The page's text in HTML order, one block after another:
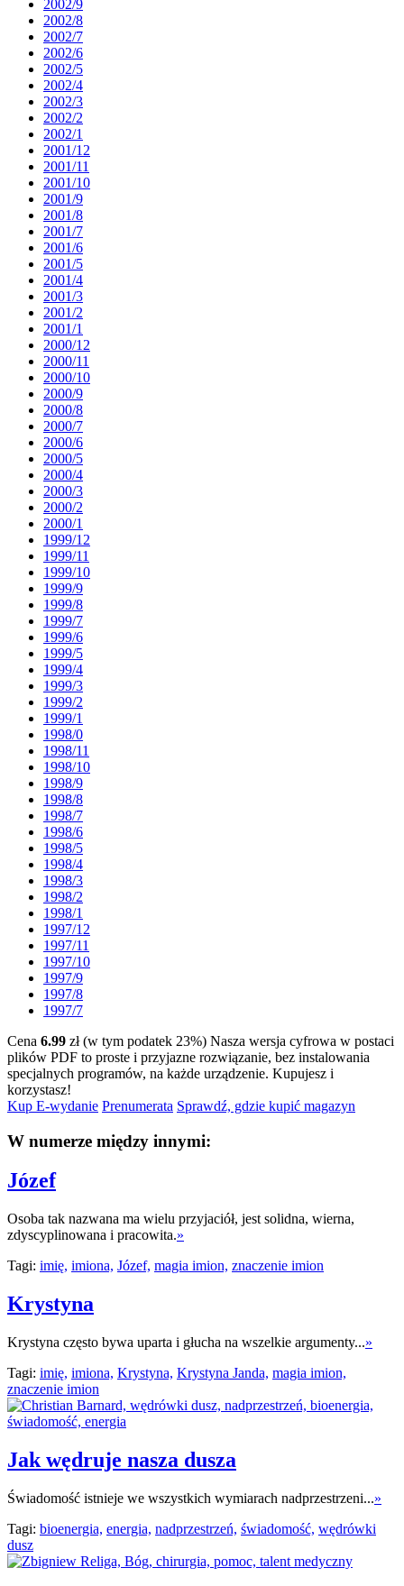
2002/9
2002/8
2002/7
2002/6
2002/5
2002/4
2002/3
2002/2
2002/1
2001/12
2001/11
2001/10
2001/9
2001/8
2001/7
2001/6
2001/5
2001/4
2001/3
2001/2
2001/1
2000/12
2000/11
2000/10
2000/9
2000/8
2000/7
2000/6
2000/5
2000/4
2000/3
2000/2
2000/1
1999/12
1999/11
1999/10
1999/9
1999/8
1999/7
1999/6
1999/5
1999/4
1999/3
1999/2
1999/1
1998/0
1998/11
1998/10
1998/9
1998/8
1998/7
1998/6
1998/5
1998/4
1998/3
1998/2
1998/1
1997/12
1997/11
1997/10
1997/9
1997/8
1997/7
Cena 6.99 zł (w tym podatek 23%) Nasza wersja cyfrowa w postaci
plików PDF to proste i przyjazne rozwiązanie, bez instalowania
specjalnych programów, na każde urządzenie. Kupujesz i
korzystasz!
Kup E-wydanie Prenumerata Sprawdź, gdzie kupić magazyn
W numerze między innymi:
Józef
Osoba tak nazwana ma wielu przyjaciół, jest solidna, wierna,
zdyscyplinowana i pracowita.»
Tagi: imię, imiona, Józef, magia imion, znaczenie imion
Krystyna
Krystyna często bywa uparta i głucha na wszelkie argumenty...»
Tagi: imię, imiona, Krystyna, Krystyna Janda, magia imion,
znaczenie imion
Jak wędruje nasza dusza
Świadomość istnieje we wszystkich wymiarach nadprzestrzeni...»
Tagi: bioenergia, energia, nadprzestrzeń, świadomość, wędrówki
dusz